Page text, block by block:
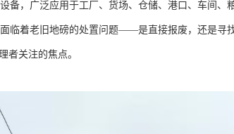
备，广泛应用于工厂、货场、仓储、港口、车间、
临着老旧地磅的处置问题——是直接报废，还是寻
者关注的焦点。